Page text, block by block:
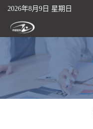
2026年8月9日 星期日